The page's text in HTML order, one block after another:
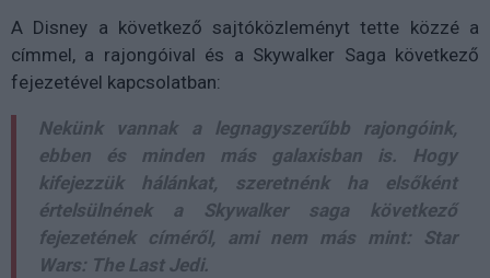
A Disney a következő sajtóközleményt tette közzé a
címmel, a rajongóival és a Skywalker Saga következő
fejezetével kapcsolatban:
Nekünk vannak a legnagyszerűbb rajongóink,
ebben és minden más galaxisban is. Hogy
kifejezzük hálánkat, szeretnénk ha elsőként
értelsülnének a Skywalker saga következő
fejezetének címéről, ami nem más mint: Star
Wars: The Last Jedi.